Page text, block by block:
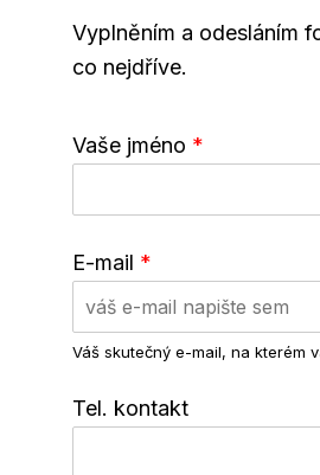
Vyplněním a odesláním
co nejdříve.
Vaše jméno *
E-mail *
Váš skutečný e-mail, na kterém
Tel. kontakt